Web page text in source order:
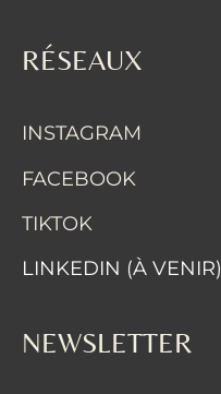
RÉSEAUX
INSTAGRAM
FACEBOOK
TIKTOK
LINKEDIN (À VENIR)
NEWSLETTER